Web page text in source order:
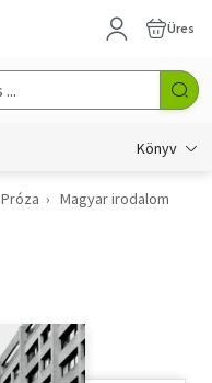
Üres
Könyv
Próza
Magyar irodalom